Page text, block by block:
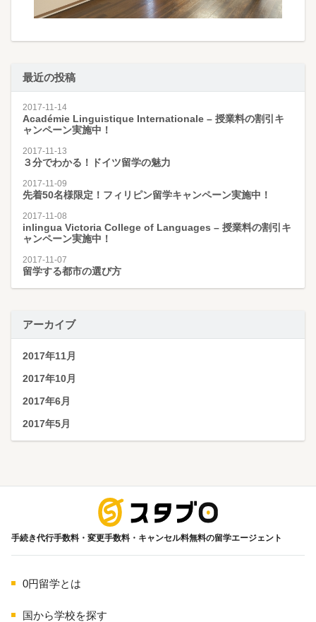
最近の投稿
2017-11-14
Académie Linguistique Internationale – 授業料の割引キ
ャンペーン実施中！
2017-11-13
３分でわかる！ドイツ留学の魅力
2017-11-09
先着50名様限定！フィリピン留学キャンペーン実施中！
2017-11-08
inlingua Victoria College of Languages – 授業料の割引キ
ャンペーン実施中！
2017-11-07
留学する都市の選び方
アーカイブ
2017年11月
2017年10月
2017年6月
2017年5月
手続き代行手数料・変更手数料・キャンセル料無料の留学エージェント
0円留学とは
国から学校を探す